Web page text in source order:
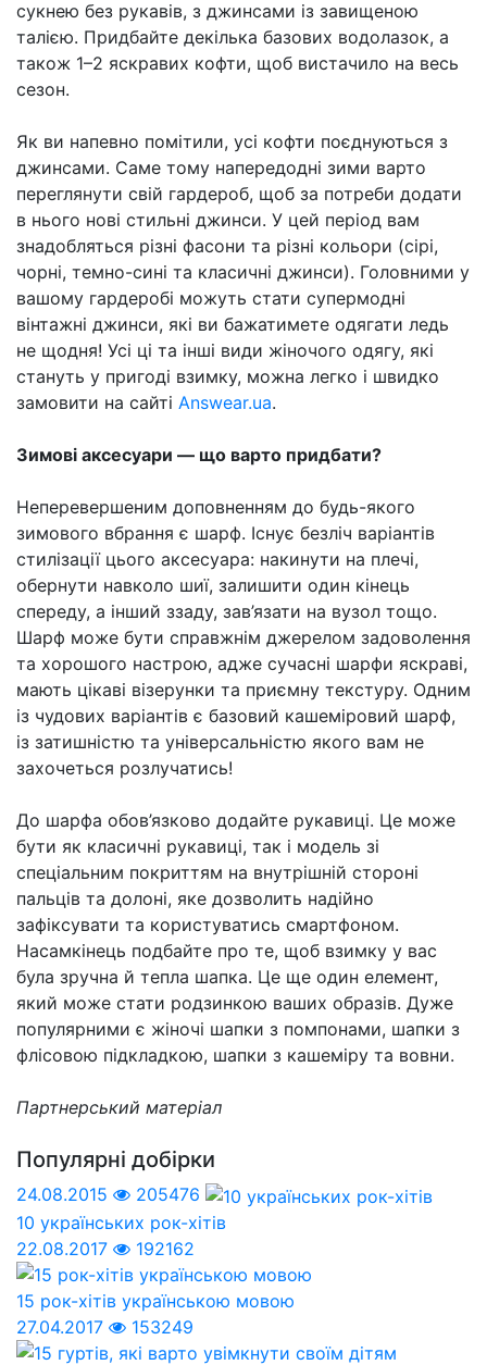
сукнею без рукавів, з джинсами із завищеною
талією. Придбайте декілька базових водолазок, а
також 1–2 яскравих кофти, щоб вистачило на весь
сезон.
Як ви напевно помітили, усі кофти поєднуються з
джинсами. Саме тому напередодні зими варто
переглянути свій гардероб, щоб за потреби додати
в нього нові стильні джинси. У цей період вам
знадобляться різні фасони та різні кольори (сірі,
чорні, темно-сині та класичні джинси). Головними у
вашому гардеробі можуть стати супермодні
вінтажні джинси, які ви бажатимете одягати ледь
не щодня! Усі ці та інші види жіночого одягу, які
стануть у пригоді взимку, можна легко і швидко
замовити на сайті Answear.ua.
Зимові аксесуари — що варто придбати?
Неперевершеним доповненням до будь-якого
зимового вбрання є шарф. Існує безліч варіантів
стилізації цього аксесуара: накинути на плечі,
обернути навколо шиї, залишити один кінець
спереду, а інший ззаду, зав’язати на вузол тощо.
Шарф може бути справжнім джерелом задоволення
та хорошого настрою, адже сучасні шарфи яскраві,
мають цікаві візерунки та приємну текстуру. Одним
із чудових варіантів є базовий кашеміровий шарф,
із затишністю та універсальністю якого вам не
захочеться розлучатись!
До шарфа обов’язково додайте рукавиці. Це може
бути як класичні рукавиці, так і модель зі
спеціальним покриттям на внутрішній стороні
пальців та долоні, яке дозволить надійно
зафіксувати та користуватись смартфоном.
Насамкінець подбайте про те, щоб взимку у вас
була зручна й тепла шапка. Це ще один елемент,
який може стати родзинкою ваших образів. Дуже
популярними є жіночі шапки з помпонами, шапки з
флісовою підкладкою, шапки з кашеміру та вовни.
Партнерський матеріал
Популярні добірки
24.08.2015
205476
10 українських рок-хітів
22.08.2017
192162
15 рок-хітів українською мовою
27.04.2017
153249